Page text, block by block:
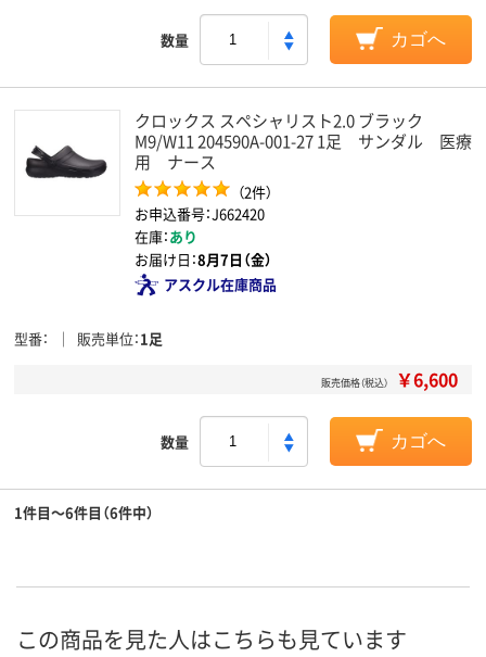
数量 カゴへ
クロックス スペシャリスト2.0 ブラック
M9/W11 204590A-001-27 1足 サンダル 医療
用 ナース
（2件）
お申込番号：J662420
在庫：あり
お届け日：8月7日（金）
アスクル在庫商品
型番 販売単位 1足
販売価格（税込） ￥6,600
数量 カゴへ
1件目～6件目（6件中）
この商品を見た人はこちらも見ています